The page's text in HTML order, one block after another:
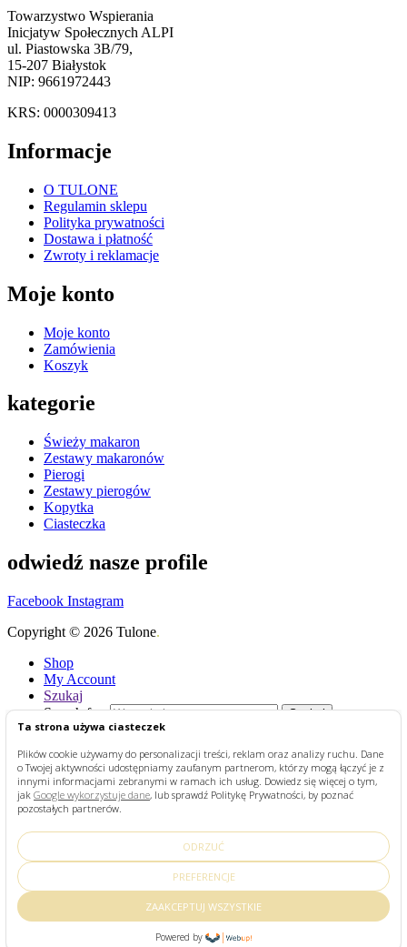
Ta strona używa ciasteczek
Plików cookie używamy do personalizacji treści, reklam oraz analizy ruchu. Dane
o Twojej aktywności udostępniamy zaufanym partnerom, którzy mogą łączyć je z
innymi informacjami zebranymi w ramach ich usług. Dowiedz się więcej o tym,
jak Google wykorzystuje dane, lub sprawdź Politykę Prywatności, by poznać
pozostałych partnerów.
ODRZUĆ
PREFERENCJE
ZAAKCEPTUJ WSZYSTKIE
Powered by
Towarzystwo Wspierania
Inicjatyw Społecznych ALPI
ul. Piastowska 3B/79,
15-207 Białystok
NIP: 9661972443
KRS: 0000309413
Informacje
O TULONE
Regulamin sklepu
Polityka prywatności
Dostawa i płatność
Zwroty i reklamacje
Moje konto
Moje konto
Zamówienia
Koszyk
kategorie
Świeży makaron
Zestawy makaronów
Pierogi
Zestawy pierogów
Kopytka
Ciasteczka
odwiedź nasze profile
Facebook Instagram
Copyright © 2026 Tulone.
Shop
My Account
Szukaj
Search for:
Szukaj
Przeglądasz:Kopytka zestaw degustacyjny 18,00zł
Dodaj do koszyka
STRONA GŁÓWNA
O TULONE
Search for: Szukaj